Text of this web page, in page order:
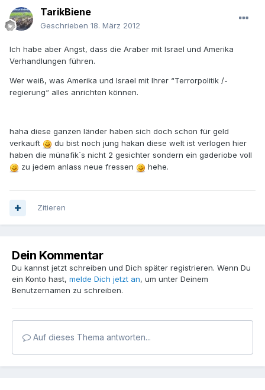
TarikBiene
Geschrieben 18. März 2012
Ich habe aber Angst, dass die Araber mit Israel und Amerika
Verhandlungen führen.
Wer weiß, was Amerika und Israel mit Ihrer “Terrorpolitik /-
regierung“ alles anrichten können.
haha diese ganzen länder haben sich doch schon für geld
verkauft
du bist noch jung hakan diese welt ist verlogen hier
haben die münafik´s nicht 2 gesichter sondern ein gaderiobe voll
zu jedem anlass neue fressen
hehe.
Zitieren
Dein Kommentar
Du kannst jetzt schreiben und Dich später registrieren. Wenn Du
ein Konto hast, melde Dich jetzt an, um unter Deinem
Benutzernamen zu schreiben.
Auf dieses Thema antworten...